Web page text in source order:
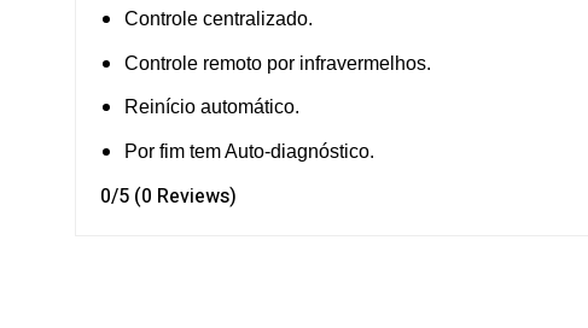
Controle centralizado.
Controle remoto por infravermelhos.
Reinício automático.
Por fim tem Auto-diagnóstico.
0/5 (0 Reviews)